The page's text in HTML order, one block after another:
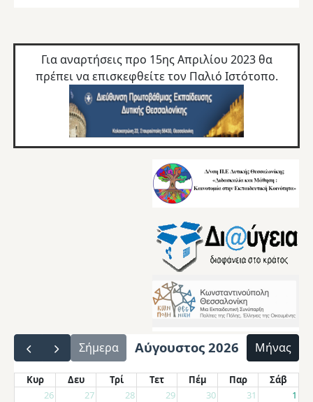
Για αναρτήσεις προ 15ης Απριλίου 2023 θα
πρέπει να επισκεφθείτε τον Παλιό Ιστότοπο.
Σήμερα Αύγουστος 2026 Μήνας
Κυρ Δευ Τρί Τετ Πέμ Παρ
Σάβ
26
27 28 29 30 31 1